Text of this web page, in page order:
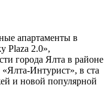
апаpтaменты в
Рlаzа 2.0»,
города Ялта в pайоне
Интуpист», в cтa
и новой популярной